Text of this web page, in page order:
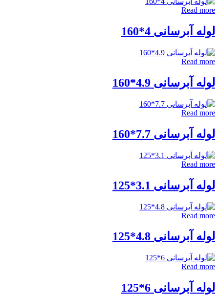
Read more
لوله آبرسانی 4*160
Read more
لوله آبرسانی 4.9*160
Read more
لوله آبرسانی 7.7*160
Read more
لوله آبرسانی 3.1*125
Read more
لوله آبرسانی 4.8*125
Read more
لوله آبرسانی 6*125